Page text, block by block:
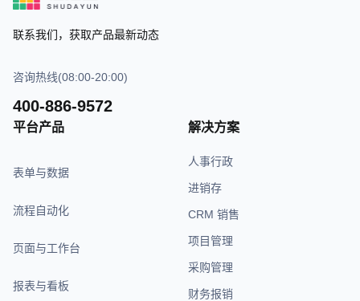
联系我们，获取产品最新动态
咨询热线(08:00-20:00)
400-886-9572
平台产品
表单与数据
流程自动化
页面与工作台
报表与看板
解决方案
人事行政
进销存
CRM 销售
项目管理
采购管理
财务报销